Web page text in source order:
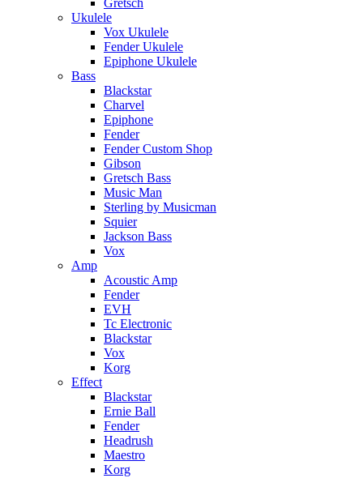
Gretsch
Ukulele
Vox Ukulele
Fender Ukulele
Epiphone Ukulele
Bass
Blackstar
Charvel
Epiphone
Fender
Fender Custom Shop
Gibson
Gretsch Bass
Music Man
Sterling by Musicman
Squier
Jackson Bass
Vox
Amp
Acoustic Amp
Fender
EVH
Tc Electronic
Blackstar
Vox
Korg
Effect
Blackstar
Ernie Ball
Fender
Headrush
Maestro
Korg